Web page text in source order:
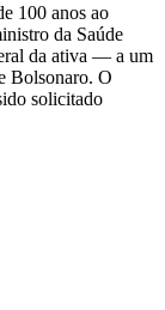
100 anos ao
da Saúde
da ativa — a um
Bolsonaro. O
solicitado